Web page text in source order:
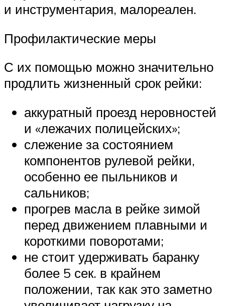
и инструментария, малореален.
Профилактические меры
С их помощью можно значительно
продлить жизненный срок рейки:
аккуратный проезд неровностей
и «лежачих полицейских»;
слежение за состоянием
компонентов рулевой рейки,
особенно ее пыльников и
сальников;
прогрев масла в рейке зимой
перед движением плавными и
короткими поворотами;
не стоит удерживать баранку
более 5 сек. в крайнем
положении, так как это заметно